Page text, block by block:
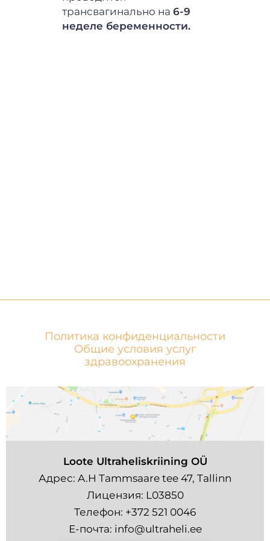
трансвагинально на 6-9
неделе беременности.
Политика конфиденциальности
Общие условия услуг
здравоохранения
Loote Ultraheliskriining OÜ
Адрес: A.H Tammsaare tee 47, Tallinn
Лицензия: L03850
Телефон: +372 521 0046
Е-почта: info@ultraheli.ee